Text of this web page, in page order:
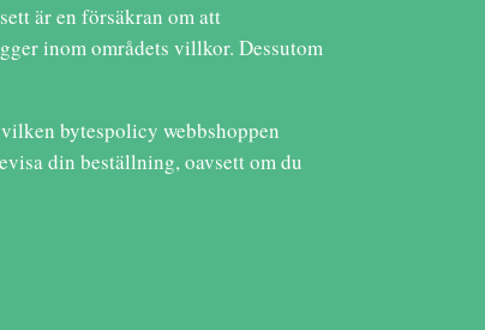
är en försäkran om att
inom områdets villkor. Dessutom
bytespolicy webbshoppen
din beställning, oavsett om du